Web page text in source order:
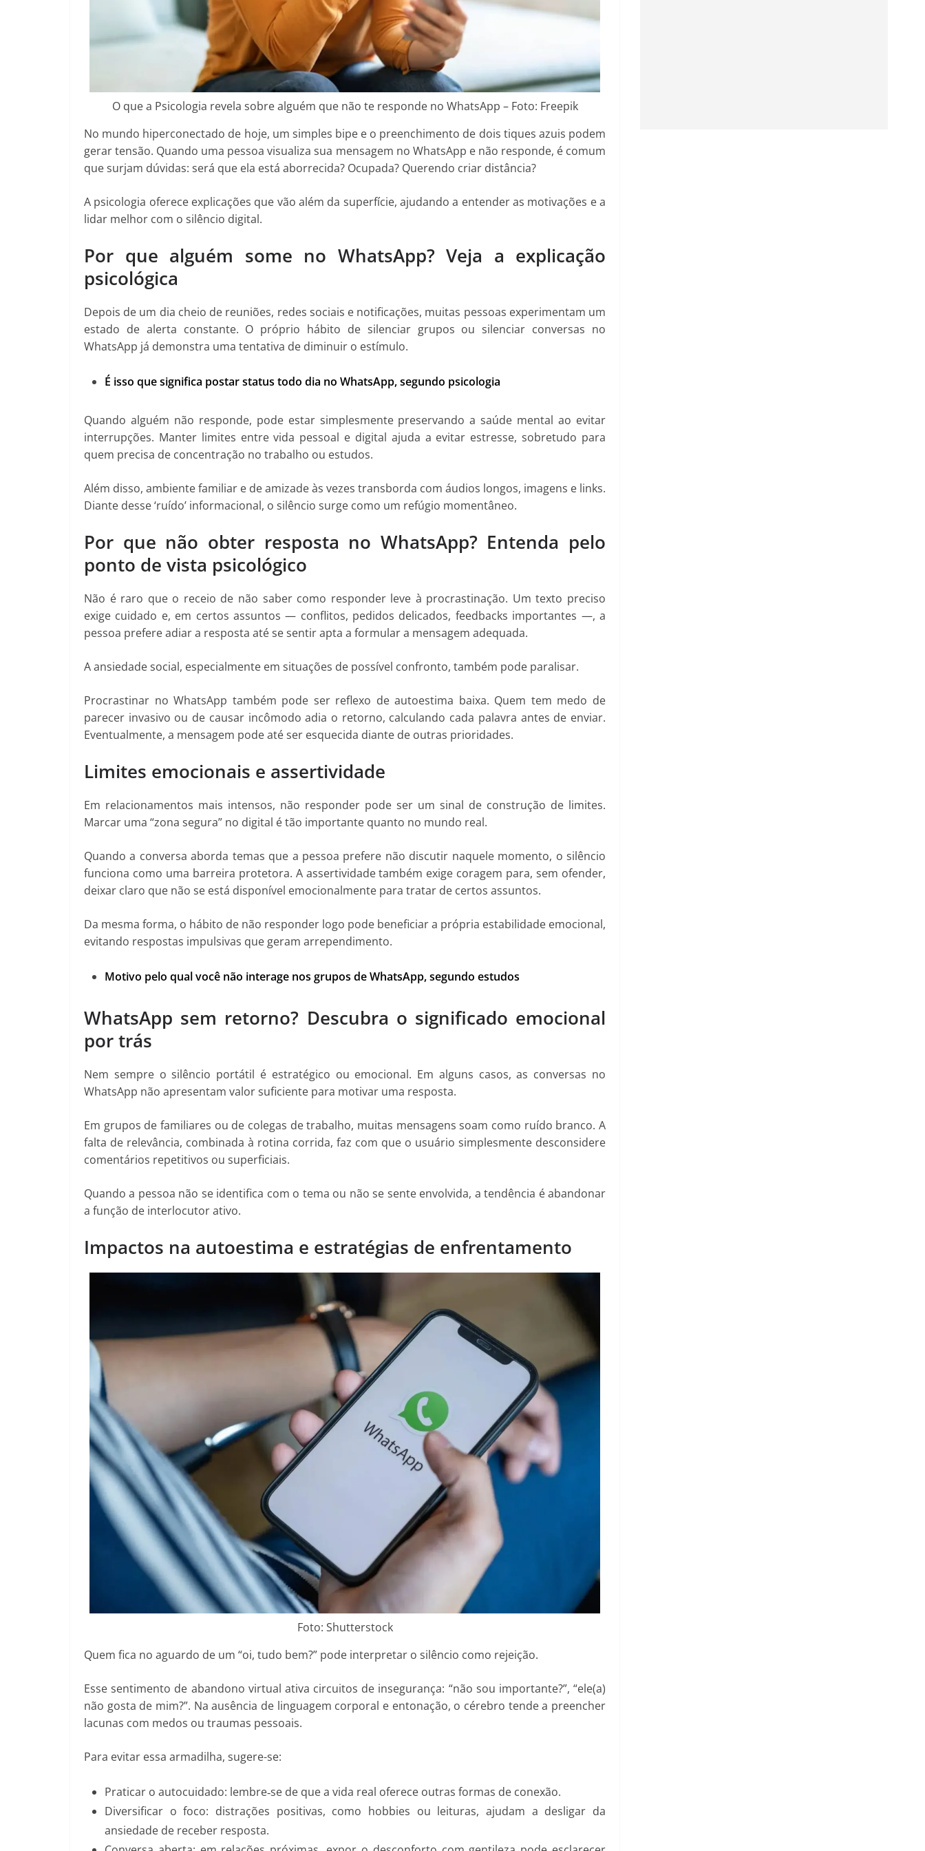
O que a Psicologia revela sobre alguém que não te responde no WhatsApp – Foto: Freepik
No mundo hiperconectado de hoje, um simples bipe e o preenchimento de dois tiques azuis podem
gerar tensão. Quando uma pessoa visualiza sua mensagem no WhatsApp e não responde, é comum
que surjam dúvidas: será que ela está aborrecida? Ocupada? Querendo criar distância?
A psicologia oferece explicações que vão além da superfície, ajudando a entender as motivações e a
lidar melhor com o silêncio digital.
Por que alguém some no WhatsApp? Veja a explicação
psicológica
Depois de um dia cheio de reuniões, redes sociais e notificações, muitas pessoas experimentam um
estado de alerta constante. O próprio hábito de silenciar grupos ou silenciar conversas no
WhatsApp já demonstra uma tentativa de diminuir o estímulo.
É isso que significa postar status todo dia no WhatsApp, segundo psicologia
Quando alguém não responde, pode estar simplesmente preservando a saúde mental ao evitar
interrupções. Manter limites entre vida pessoal e digital ajuda a evitar estresse, sobretudo para
quem precisa de concentração no trabalho ou estudos.
Além disso, ambiente familiar e de amizade às vezes transborda com áudios longos, imagens e links.
Diante desse ‘ruído’ informacional, o silêncio surge como um refúgio momentâneo.
Por que não obter resposta no WhatsApp? Entenda pelo
ponto de vista psicológico
Não é raro que o receio de não saber como responder leve à procrastinação. Um texto preciso
exige cuidado e, em certos assuntos — conflitos, pedidos delicados, feedbacks importantes —, a
pessoa prefere adiar a resposta até se sentir apta a formular a mensagem adequada.
A ansiedade social, especialmente em situações de possível confronto, também pode paralisar.
Procrastinar no WhatsApp também pode ser reflexo de autoestima baixa. Quem tem medo de
parecer invasivo ou de causar incômodo adia o retorno, calculando cada palavra antes de enviar.
Eventualmente, a mensagem pode até ser esquecida diante de outras prioridades.
Limites emocionais e assertividade
Em relacionamentos mais intensos, não responder pode ser um sinal de construção de limites.
Marcar uma “zona segura” no digital é tão importante quanto no mundo real.
Quando a conversa aborda temas que a pessoa prefere não discutir naquele momento, o silêncio
funciona como uma barreira protetora. A assertividade também exige coragem para, sem ofender,
deixar claro que não se está disponível emocionalmente para tratar de certos assuntos.
Da mesma forma, o hábito de não responder logo pode beneficiar a própria estabilidade emocional,
evitando respostas impulsivas que geram arrependimento.
Motivo pelo qual você não interage nos grupos de WhatsApp, segundo estudos
WhatsApp sem retorno? Descubra o significado emocional
por trás
Nem sempre o silêncio portátil é estratégico ou emocional. Em alguns casos, as conversas no
WhatsApp não apresentam valor suficiente para motivar uma resposta.
Em grupos de familiares ou de colegas de trabalho, muitas mensagens soam como ruído branco. A
falta de relevância, combinada à rotina corrida, faz com que o usuário simplesmente desconsidere
comentários repetitivos ou superficiais.
Quando a pessoa não se identifica com o tema ou não se sente envolvida, a tendência é abandonar
a função de interlocutor ativo.
Impactos na autoestima e estratégias de enfrentamento
Foto: Shutterstock
Quem fica no aguardo de um “oi, tudo bem?” pode interpretar o silêncio como rejeição.
Esse sentimento de abandono virtual ativa circuitos de insegurança: “não sou importante?”, “ele(a)
não gosta de mim?”. Na ausência de linguagem corporal e entonação, o cérebro tende a preencher
lacunas com medos ou traumas pessoais.
Para evitar essa armadilha, sugere-se:
Praticar o autocuidado: lembre‑se de que a vida real oferece outras formas de conexão.
Diversificar o foco: distrações positivas, como hobbies ou leituras, ajudam a desligar da
ansiedade de receber resposta.